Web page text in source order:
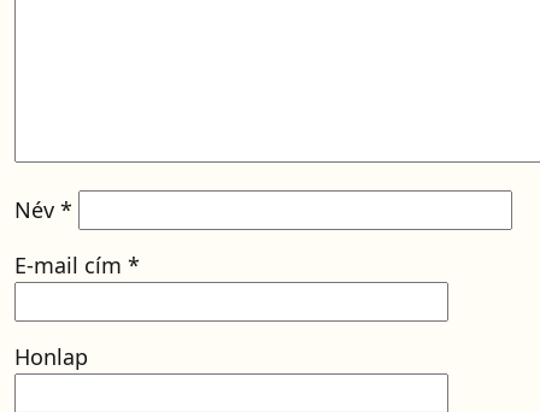
Név *
E-mail cím *
Honlap